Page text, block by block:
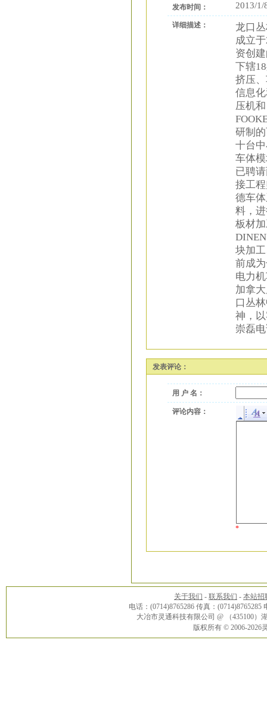
发布时间： 2013/1/
详细描述：
龙口
成立
资创
下辖
挤压
信息
压机
研制
十台
车体
已聘
接工
德车
料，
板材
块加
前成
电力
加拿
口丛
神，
崇磊
发表评论：
用 户 名：
评论内容：
*
关于我们 - 联系我们 - 本站招
电话：(0714)8765286 传真：(0714)8765285
大冶市灵通科技有限公司 @ （435100
版权所有 © 2006-2026